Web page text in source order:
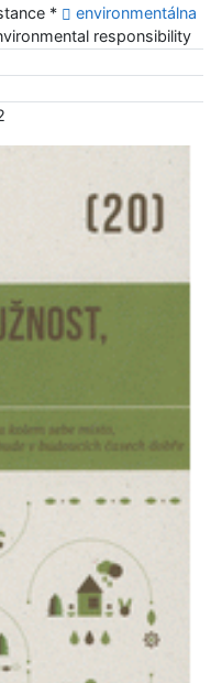
*
environmentálna
responsibility